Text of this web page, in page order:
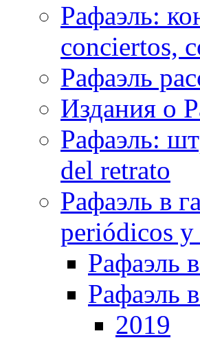
Рафаэль:
conciertos,
Рафаэль
Издания о
Рафаэль:
del retrato
Рафаэль в
periódicos
Рафаэль
Рафаэль
2019